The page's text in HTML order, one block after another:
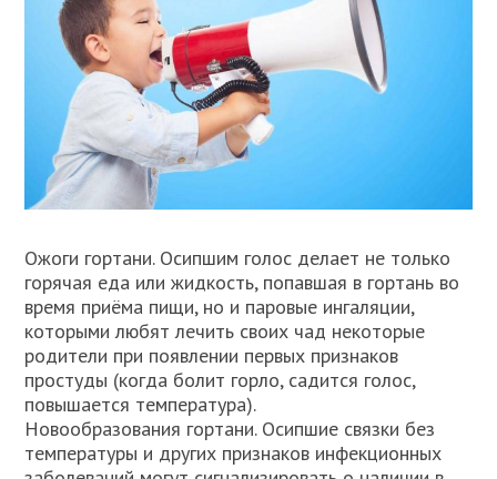
Ожоги гортани. Осипшим голос делает не только
горячая еда или жидкость, попавшая в гортань во
время приёма пищи, но и паровые ингаляции,
которыми любят лечить своих чад некоторые
родители при появлении первых признаков
простуды (когда болит горло, садится голос,
повышается температура).
Новообразования гортани. Осипшие связки без
температуры и других признаков инфекционных